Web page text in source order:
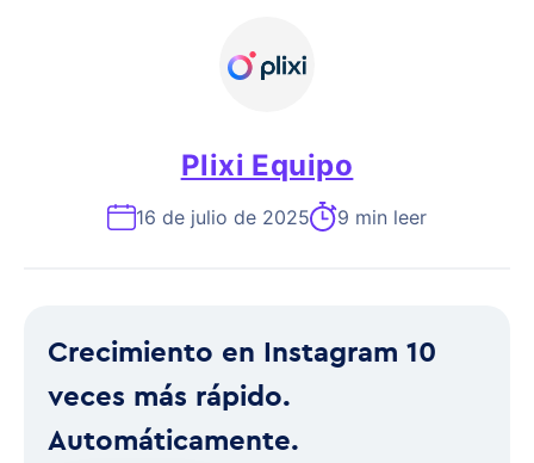
Plixi Equipo
16 de julio de 2025 9 min leer
Crecimiento en Instagram 10
veces más rápido.
Automáticamente.